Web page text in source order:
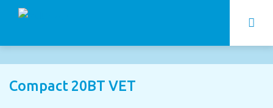
Compact 20BT VET